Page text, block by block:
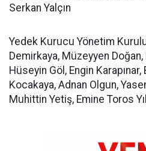
Serkan Yalçın
Yedek Kurucu Yönetim
Demirkaya, Müzeyyen
Hüseyin Göl, Engin
Kocakaya, Adnan Olgun,
Muhittin Yetiş, Emine Toros